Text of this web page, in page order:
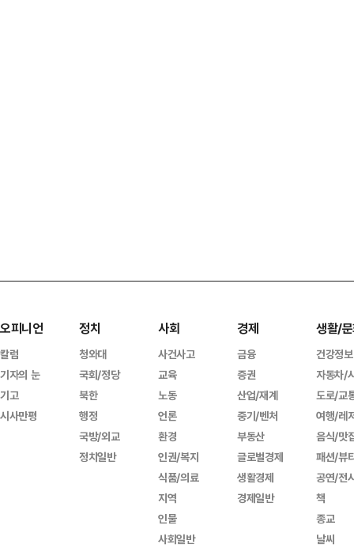
오피니언
칼럼
기자의 눈
기고
시사만평
정치
청와대
국회/정당
북한
행정
국방/외교
정치일반
사회
사건사고
교육
노동
언론
환경
인권/복지
식품/의료
지역
인물
사회일반
경제
금융
증권
산업/재계
중기/벤처
부동산
글로벌경제
생활경제
경제일반
생활/
건강정보
자동차/
도로/교
여행/레
음식/맛
패션/뷰
공연/전
책
종교
날씨